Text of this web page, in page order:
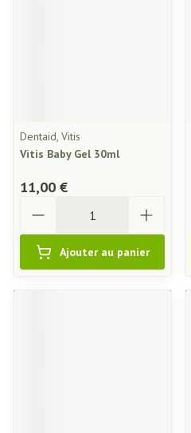
Dentaid, Vitis
Vitis Baby Gel 30ml
11,00 €
Ajouter au panier